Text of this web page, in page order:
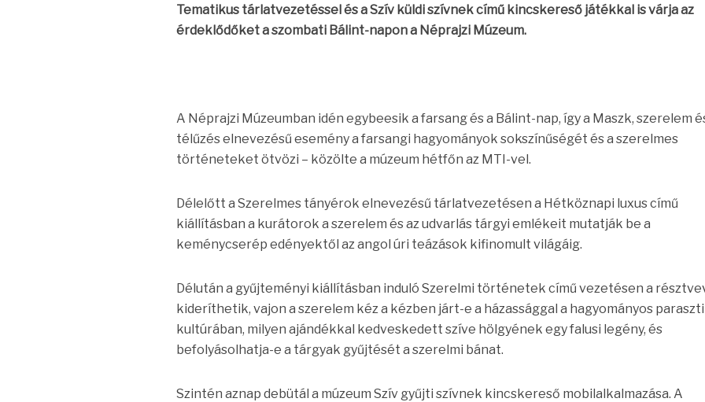
Tematikus tárlatvezetéssel és a Szív küldi szívnek című kincskereső játékkal is várja az
érdeklődőket a szombati Bálint-napon a Néprajzi Múzeum.
A Néprajzi Múzeumban idén egybeesik a farsang és a Bálint-nap, így a Maszk, szerelem
télűzés elnevezésű esemény a farsangi hagyományok sokszínűségét és a szerelmes
történeteket ötvözi – közölte a múzeum hétfőn az MTI-vel.
Délelőtt a Szerelmes tányérok elnevezésű tárlatvezetésen a Hétköznapi luxus című
kiállításban a kurátorok a szerelem és az udvarlás tárgyi emlékeit mutatják be a
keménycserép edényektől az angol úri teázások kifinomult világáig.
Délután a gyűjteményi kiállításban induló Szerelmi történetek című vezetésen a
kideríthetik, vajon a szerelem kéz a kézben járt-e a házassággal a hagyományos paraszti
kultúrában, milyen ajándékkal kedveskedett szíve hölgyének egy falusi legény, és
befolyásolhatja-e a tárgyak gyűjtését a szerelmi bánat.
Szintén aznap debütál a múzeum Szív gyűjti szívnek kincskereső mobilalkalmazása. A